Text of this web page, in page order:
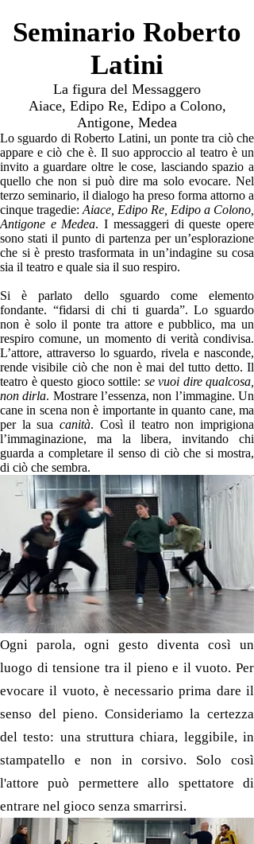
Seminario Roberto
Latini
La figura del Messaggero
Aiace, Edipo Re, Edipo a Colono,
Antigone, Medea
Lo sguardo di Roberto Latini, un ponte tra ciò che
appare e ciò che è. Il suo approccio al teatro è un
invito a guardare oltre le cose, lasciando spazio a
quello che non si può dire ma solo evocare. Nel
terzo seminario, il dialogo ha preso forma attorno a
cinque tragedie: Aiace, Edipo Re, Edipo a Colono,
Antigone e Medea. I messaggeri di queste opere
sono stati il punto di partenza per un’esplorazione
che si è presto trasformata in un’indagine su cosa
sia il teatro e quale sia il suo respiro.
Si è parlato dello sguardo come elemento
fondante. “fidarsi di chi ti guarda”. Lo sguardo
non è solo il ponte tra attore e pubblico, ma un
respiro comune, un momento di verità condivisa.
L’attore, attraverso lo sguardo, rivela e nasconde,
rende visibile ciò che non è mai del tutto detto. Il
teatro è questo gioco sottile: se vuoi dire qualcosa,
non dirla. Mostrare l’essenza, non l’immagine. Un
cane in scena non è importante in quanto cane, ma
per la sua canità. Così il teatro non imprigiona
l’immaginazione, ma la libera, invitando chi
guarda a completare il senso di ciò che si mostra,
di ciò che sembra.
Ogni parola, ogni gesto diventa così un
luogo di tensione tra il pieno e il vuoto. Per
evocare il vuoto, è necessario prima dare il
senso del pieno. Consideriamo la certezza
del testo: una struttura chiara, leggibile, in
stampatello e non in corsivo. Solo così
l'attore può permettere allo spettatore di
entrare nel gioco senza smarrirsi.